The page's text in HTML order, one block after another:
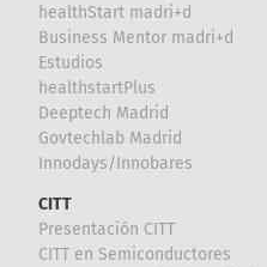
healthStart madri+d
Business Mentor madri+d
Estudios
healthstartPlus
Deeptech Madrid
Govtechlab Madrid
Innodays/Innobares
CITT
Presentación CITT
CITT en Semiconductores